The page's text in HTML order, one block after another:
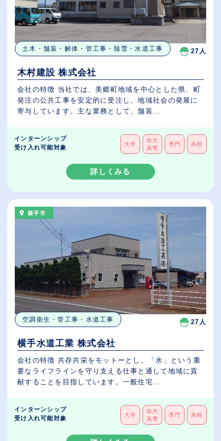
土木・舗装・解体・管工事・除雪・水道工事 27人
木村建設 株式会社
会社の特徴 当社では、美郷町地域を中心とした県、町
発注の公共工事を安定的に受注し、地域社会の発展に
寄与しています。主な業務として、舗装...
インターンシップ
受け入れ可能対象
大学
短大
高専
専門 高校
詳しくみる
横手市
空調衛生・管工事・水道工事 27人
横手水道工業 株式会社
会社の特徴 共存共栄をモットーとし、「水」という重
要なライフラインを守り支える仕事と通して地域に貢
献することを目指しています。一般住宅...
インターンシップ
受け入れ可能対象
大学
短大
高専
専門 高校